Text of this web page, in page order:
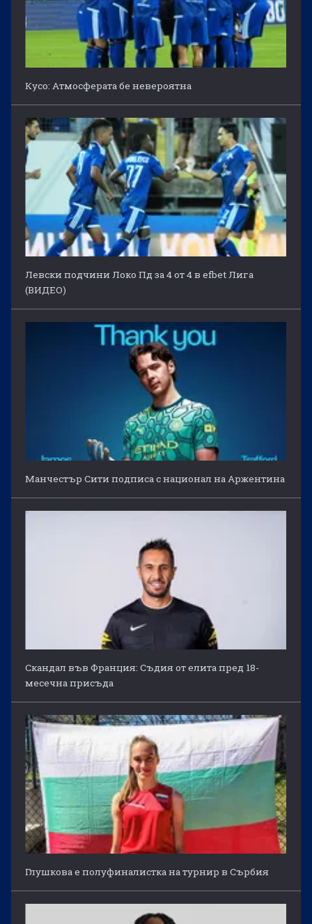
Кусо: Атмосферата бе невероятна
Левски подчини Локо Пд за 4 от 4 в efbet Лига
(ВИДЕО)
Манчестър Сити подписа с национал на Аржентина
Скандал във Франция: Съдия от елита пред 18-
месечна присъда
Глушкова е полуфиналистка на турнир в Сърбия